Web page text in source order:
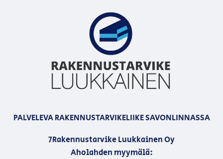
PALVELEVA RAKENNUSTARVIKELIIKE SAVONLINNASSA
7Rakennustarvike Luukkainen Oy
Aholahden myymälä: